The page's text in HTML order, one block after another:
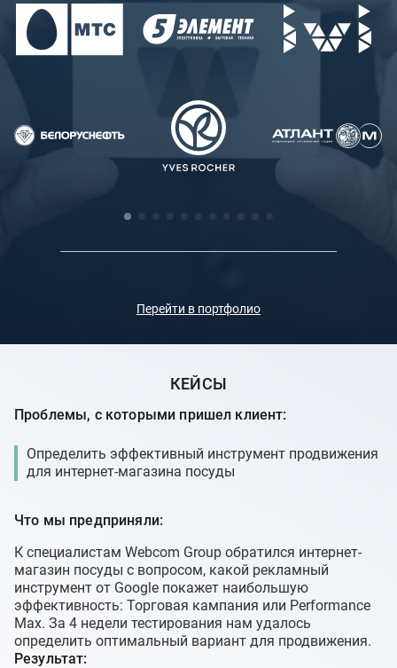
Перейти в портфолио
КЕЙСЫ
Проблемы, с которыми пришел клиент:
Определить эффективный инструмент продвижения
для интернет-магазина посуды
Что мы предприняли:
К специалистам Webcom Group обратился интернет-
магазин посуды с вопросом, какой рекламный
инструмент от Google покажет наибольшую
эффективность: Торговая кампания или Performance
Max. За 4 недели тестирования нам удалось
определить оптимальный вариант для продвижения.
Результат: